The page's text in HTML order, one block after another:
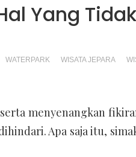
Yang
WATERPARK WISATA JEPARA
menyenangkan
Apa saja itu,